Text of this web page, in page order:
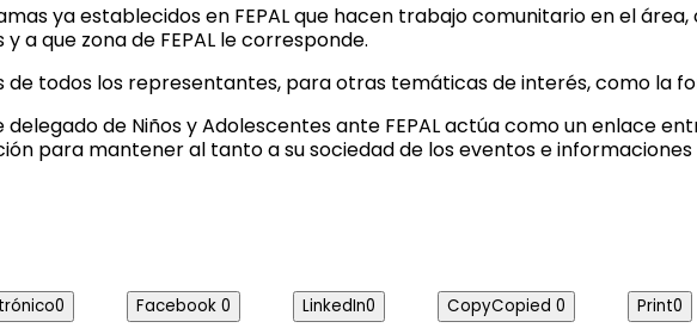
ya establecidos en FEPAL que hacen trabajo comunitario en el
a que zona de FEPAL le corresponde.
de todos los representantes, para otras temáticas de interés, como la
de Niños y Adolescentes ante FEPAL actúa como un enlace
para mantener al tanto a su sociedad de los eventos e
0 Facebook 0 LinkedIn0 CopyCopied 0 Print0